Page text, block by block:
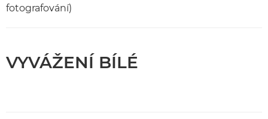
fotografování)
VYVÁŽENÍ BÍLÉ